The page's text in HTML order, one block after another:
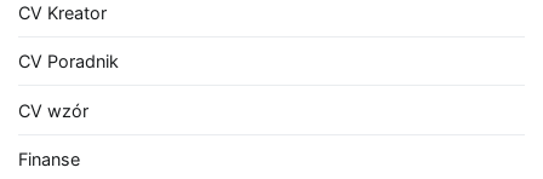
CV Kreator
CV Poradnik
CV wzór
Finanse